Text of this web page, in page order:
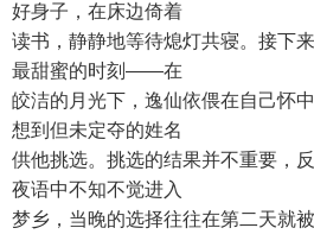
好身子，在床边倚着
读书，静静地等待熄灯共寝。接下
最甜蜜的时刻——在
皎洁的月光下，逸仙依偎在自己怀
想到但未定夺的姓名
供他挑选。挑选的结果并不重要，
夜语中不知不觉进入
梦乡，当晚的选择往往在第二天就